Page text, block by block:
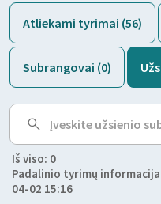
Atliekami tyrimai (56)
Subrangovai (0)
Iš viso: 0
Padalinio tyrimų
04-02 15:16